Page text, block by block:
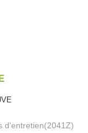
d'entretien(2041Z)